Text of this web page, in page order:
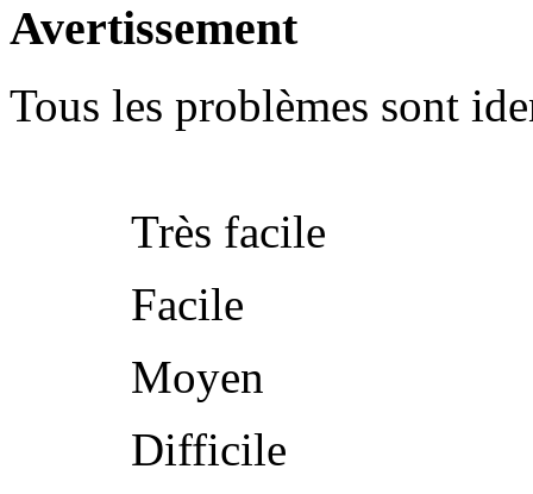
Avertissement
Tous les problèmes sont
Très facile
Facile
Moyen
Difficile